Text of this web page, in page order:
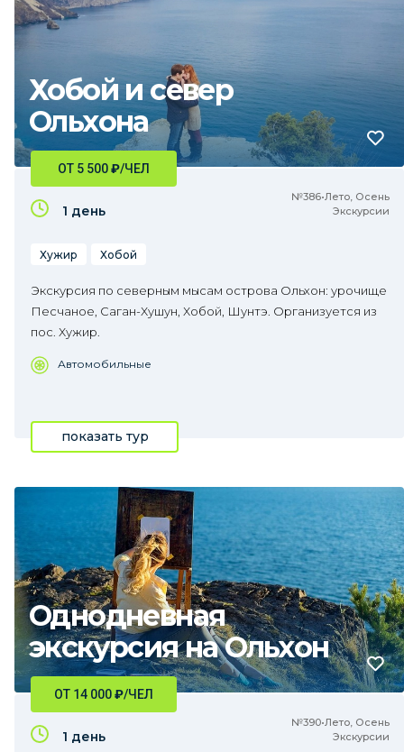
Хобой и север
Ольхона
№386•Лето, Осень
Экскурсии
ОТ 5 500₽/ЧЕЛ
1 день
Хужир Хобой
Экскурсия по северным мысам острова Ольхон: урочище
Песчаное, Саган-Хушун, Хобой, Шунтэ. Организуется из
пос. Хужир.
Автомобильные
показать тур
Однодневная
экскурсия на Ольхон
№390•Лето, Осень
Экскурсии
ОТ 14 000₽/ЧЕЛ
1 день